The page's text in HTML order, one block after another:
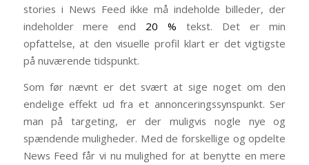
stories i News Feed ikke må indeholde billeder, der
indeholder mere end 20 % tekst. Det er min
opfattelse, at den visuelle profil klart er det vigtigste
på nuværende tidspunkt.
Som før nævnt er det svært at sige noget om den
endelige effekt ud fra et annonceringssynspunkt. Ser
man på targeting, er der muligvis nogle nye og
spændende muligheder. Med de forskellige og opdelte
News Feed får vi nu mulighed for at benytte en mere